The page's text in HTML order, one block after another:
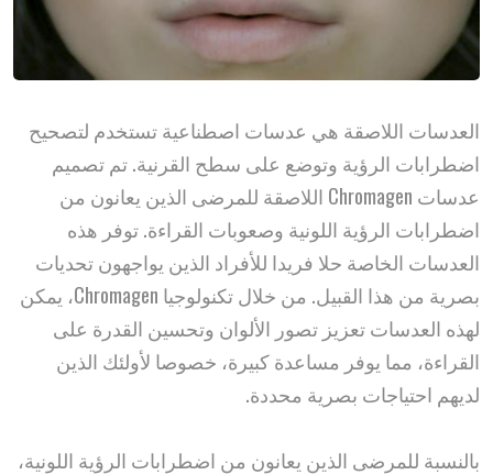
العدسات اللاصقة هي عدسات اصطناعية تستخدم لتصحيح
اضطرابات الرؤية وتوضع على سطح القرنية. تم تصميم
عدسات Chromagen اللاصقة للمرضى الذين يعانون من
اضطرابات الرؤية اللونية وصعوبات القراءة. توفر هذه
العدسات الخاصة حلا فريدا للأفراد الذين يواجهون تحديات
بصرية من هذا القبيل. من خلال تكنولوجيا Chromagen، يمكن
لهذه العدسات تعزيز تصور الألوان وتحسين القدرة على
القراءة، مما يوفر مساعدة كبيرة، خصوصا لأولئك الذين
لديهم احتياجات بصرية محددة.
بالنسبة للمرضى الذين يعانون من اضطرابات الرؤية اللونية،